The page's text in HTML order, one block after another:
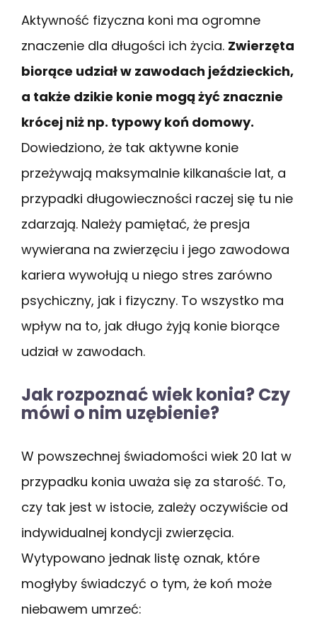
Aktywność fizyczna koni ma ogromne
znaczenie dla długości ich życia. Zwierzęta
biorące udział w zawodach jeździeckich,
a także dzikie konie mogą żyć znacznie
krócej niż np. typowy koń domowy.
Dowiedziono, że tak aktywne konie
przeżywają maksymalnie kilkanaście lat, a
przypadki długowieczności raczej się tu nie
zdarzają. Należy pamiętać, że presja
wywierana na zwierzęciu i jego zawodowa
kariera wywołują u niego stres zarówno
psychiczny, jak i fizyczny. To wszystko ma
wpływ na to, jak długo żyją konie biorące
udział w zawodach.
Jak rozpoznać wiek konia? Czy
mówi o nim uzębienie?
W powszechnej świadomości wiek 20 lat w
przypadku konia uważa się za starość. To,
czy tak jest w istocie, zależy oczywiście od
indywidualnej kondycji zwierzęcia.
Wytypowano jednak listę oznak, które
mogłyby świadczyć o tym, że koń może
niebawem umrzeć: